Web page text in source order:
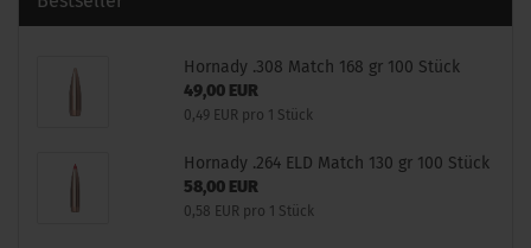
Hornady .308 Match 168 gr 100 Stück
49,00 EUR
0,49 EUR pro 1 Stück
Hornady .264 ELD Match 130 gr 100 Stück
58,00 EUR
0,58 EUR pro 1 Stück